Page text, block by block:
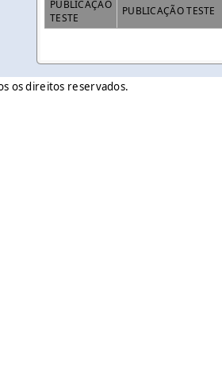
PUBLICAÇÃO
TESTE
PUBLICAÇÃO TESTE
os direitos reservados.